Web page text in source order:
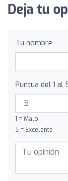
Deja tu
Tu nombre
Puntúa del 1 al
1 = Malo
5 = Excelente